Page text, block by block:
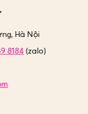
Hà Nội
8184 (zalo)